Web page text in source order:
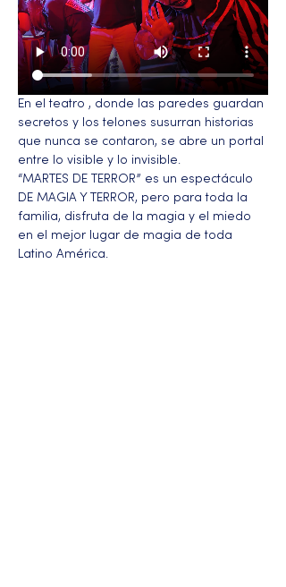
En el teatro , donde las paredes guardan
secretos y los telones susurran historias
que nunca se contaron, se abre un portal
entre lo visible y lo invisible.
“MARTES DE TERROR” es un espectáculo
DE MAGIA Y TERROR, pero para toda la
familia, disfruta de la magia y el miedo
en el mejor lugar de magia de toda
Latino América.